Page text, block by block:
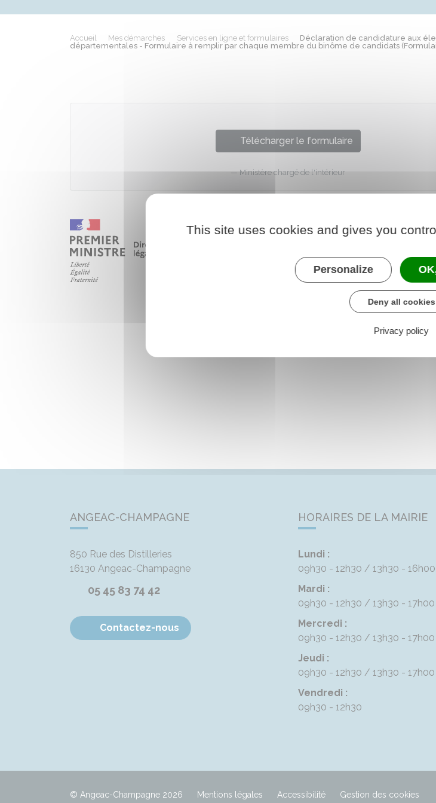
Accueil Mes démarches Services en ligne et formulaires
Déclaration de candidature aux
départementales - Formulaire à remplir par chaque membre du binôme de candidats
Télécharger le formulaire
Ministère chargé de l'intérieur
ANGEAC-CHAMPAGNE
850 Rue des Distilleries
16130 Angeac-Champagne
05 45 83 74 42
Contactez-nous
HORAIRES DE LA MAIRIE
Lundi :
09h30 - 12h30
13h30 - 16h00
Mardi :
09h30 - 12h30
13h30 - 17h00
Mercredi :
09h30 - 12h30
13h30 - 17h00
Jeudi :
09h30 - 12h30
13h30 - 17h00
Vendredi :
09h30 - 12h30
© Angeac-Champagne 2026 Mentions légales Accessibilité Gestion des cookies
This site uses cookies and gives you
Personalize
Deny all cookies
Privacy policy